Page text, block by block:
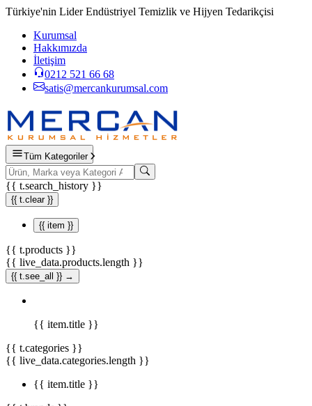
Türkiye'nin Lider Endüstriyel Temizlik ve Hijyen Tedarikçisi
Kurumsal
Hakkımızda
İletişim
0212 521 66 68
satis@mercankurumsal.com
Tüm Kategoriler
{{ t.search_history }}
{{ t.clear }}
{{ item }}
{{ t.products }}
{{ live_data.products.length }}
{{ t.see_all }} →
{{ item.title }}
{{ t.categories }}
{{ live_data.categories.length }}
{{ item.title }}